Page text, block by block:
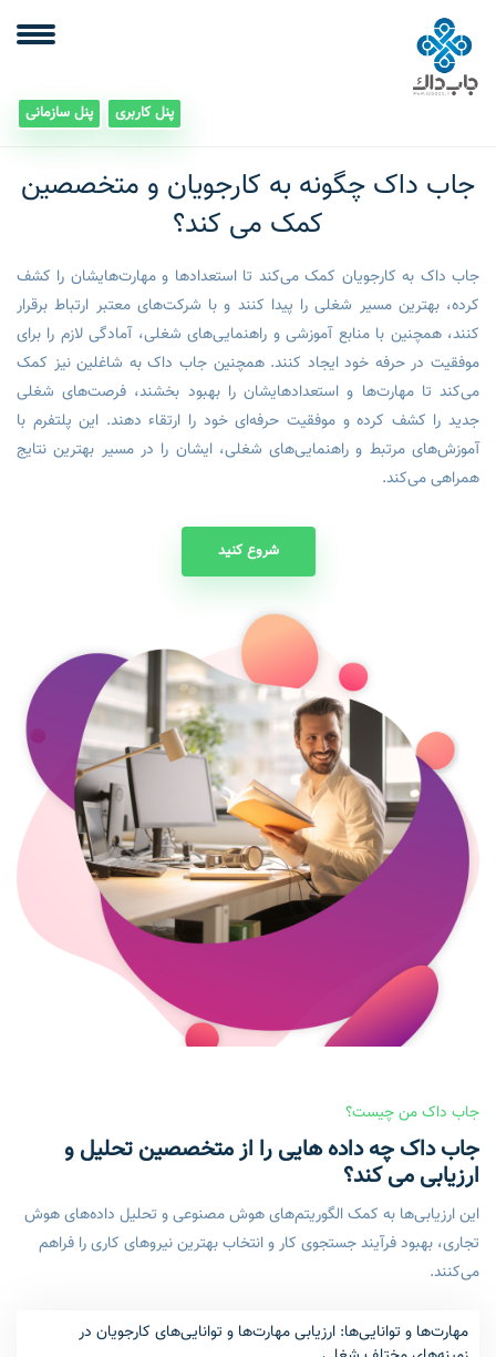
پنل کاربری پنل سازمانی
جاب داک چگونه به کارجویان و متخصصین
کمک می کند؟
جاب داک به کارجویان کمک می‌کند تا استعدادها و مهارت‌هایشان را کشف
کرده، بهترین مسیر شغلی را پیدا کنند و با شرکت‌های معتبر ارتباط برقرار
کنند، همچنین با منابع آموزشی و راهنمایی‌های شغلی، آمادگی لازم را برای
موفقیت در حرفه خود ایجاد کنند. همچنین جاب داک به شاغلین نیز کمک
می‌کند تا مهارت‌ها و استعدادهایشان را بهبود بخشند، فرصت‌های شغلی
جدید را کشف کرده و موفقیت حرفه‌ای خود را ارتقاء دهند. این پلتفرم با
آموزش‌های مرتبط و راهنمایی‌های شغلی، ایشان را در مسیر بهترین نتایج
همراهی می‌کند.
شروع کنید
جاب داک من چیست؟
جاب داک چه داده هایی را از متخصصین تحلیل و
ارزیابی می کند؟
این ارزیابی‌ها به کمک الگوریتم‌های هوش مصنوعی و تحلیل داده‌های هوش
تجاری، بهبود فرآیند جستجوی کار و انتخاب بهترین نیروهای کاری را فراهم
می‌کنند.
مهارت‌ها و توانایی‌ها: ارزیابی مهارت‌ها و توانایی‌های کارجویان در